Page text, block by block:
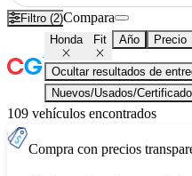
Filtro (2)Compara
Honda Fit Año Precio
Ocultar resultados de
Nuevos/Usados/
109 vehículos encontrados
Compra con precios